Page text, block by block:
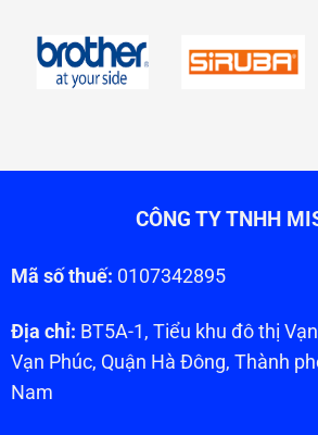
CÔNG TY TNHH
Mã số thuế: 0107342895
Địa chỉ: BT5A-1, Tiểu khu đô thị
Vạn Phúc, Quận Hà Đông, Thành
Nam